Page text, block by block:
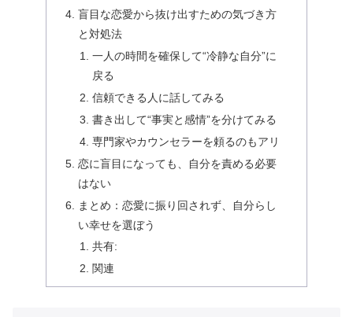
盲目な恋愛から抜け出すための気づき方
と対処法
一人の時間を確保して“冷静な自分”に
戻る
信頼できる人に話してみる
書き出して“事実と感情”を分けてみる
専門家やカウンセラーを頼るのもアリ
恋に盲目になっても、自分を責める必要
はない
まとめ：恋愛に振り回されず、自分らし
い幸せを選ぼう
共有:
関連